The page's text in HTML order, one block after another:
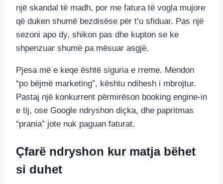
një skandal të madh, por me fatura të vogla mujore
që duken shumë bezdisëse për t’u sfiduar. Pas një
sezoni apo dy, shikon pas dhe kupton se ke
shpenzuar shumë pa mësuar asgjë.
Pjesa më e keqe është siguria e rreme. Mendon
“po bëjmë marketing”, kështu ndihesh i mbrojtur.
Pastaj një konkurrent përmirëson booking engine-in
e tij, ose Google ndryshon diçka, dhe papritmas
“prania” jote nuk paguan faturat.
Çfarë ndryshon kur matja bëhet
si duhet